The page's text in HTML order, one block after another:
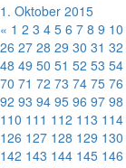
1. Oktober 2015
« 1 2 3 4 5 6 7 8 9 10
26 27 28 29 30 31 32
48 49 50 51 52 53 54
70 71 72 73 74 75 76
92 93 94 95 96 97 98
110 111 112 113 114
126 127 128 129 130
142 143 144 145 146